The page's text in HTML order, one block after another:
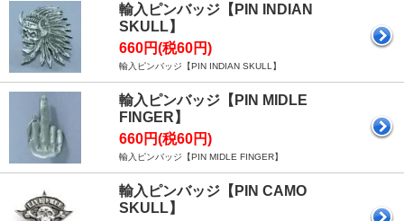
輸入ピンバッジ【PIN INDIAN
SKULL】
660円(税60円)
輸入ピンバッジ【PIN INDIAN SKULL】
輸入ピンバッジ【PIN MIDLE
FINGER】
660円(税60円)
輸入ピンバッジ【PIN MIDLE FINGER】
輸入ピンバッジ【PIN CAMO
SKULL】